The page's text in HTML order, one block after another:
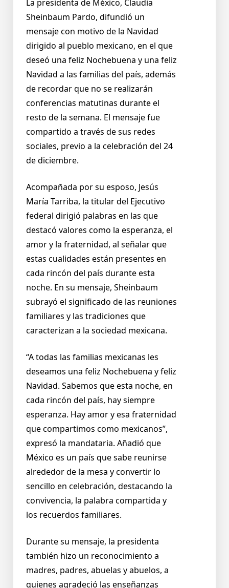
La presidenta de México, Claudia
Sheinbaum Pardo, difundió un
mensaje con motivo de la Navidad
dirigido al pueblo mexicano, en el que
deseó una feliz Nochebuena y una feliz
Navidad a las familias del país, además
de recordar que no se realizarán
conferencias matutinas durante el
resto de la semana. El mensaje fue
compartido a través de sus redes
sociales, previo a la celebración del 24
de diciembre.
Acompañada por su esposo, Jesús
María Tarriba, la titular del Ejecutivo
federal dirigió palabras en las que
destacó valores como la esperanza, el
amor y la fraternidad, al señalar que
estas cualidades están presentes en
cada rincón del país durante esta
noche. En su mensaje, Sheinbaum
subrayó el significado de las reuniones
familiares y las tradiciones que
caracterizan a la sociedad mexicana.
“A todas las familias mexicanas les
deseamos una feliz Nochebuena y feliz
Navidad. Sabemos que esta noche, en
cada rincón del país, hay siempre
esperanza. Hay amor y esa fraternidad
que compartimos como mexicanos”,
expresó la mandataria. Añadió que
México es un país que sabe reunirse
alrededor de la mesa y convertir lo
sencillo en celebración, destacando la
convivencia, la palabra compartida y
los recuerdos familiares.
Durante su mensaje, la presidenta
también hizo un reconocimiento a
madres, padres, abuelas y abuelos, a
quienes agradeció las enseñanzas